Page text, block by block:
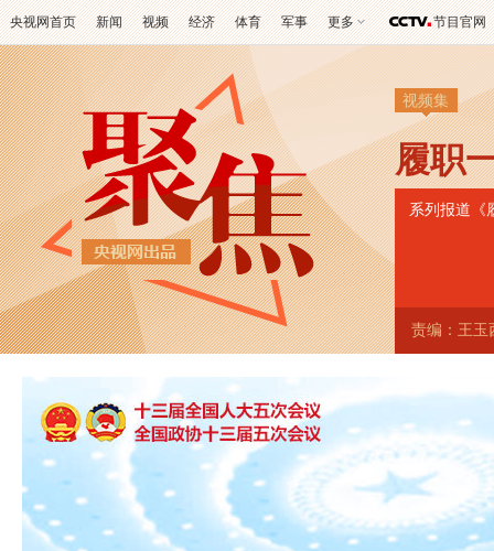
央视网首页 新闻 视频 经济 体育 军事 更多 节目官网
视频集
履职
系列报道《
责编：王玉